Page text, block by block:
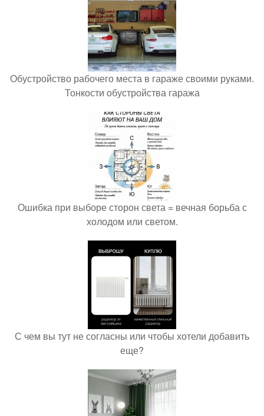
Обустройство рабочего места в гараже своими руками.
Тонкости обустройства гаража
Ошибка при выборе сторон света = вечная борьба с
холодом или светом.
С чем вы тут не согласны или чтобы хотели добавить
еще?